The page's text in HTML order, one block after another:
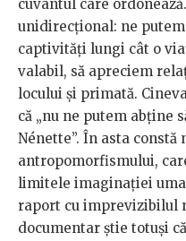
cuvântul care
unidirecțional: ne
captivități lungi cât o
valabil, să apreciem
locului și primată.
că „nu ne putem abține
Nénette”. În asta
antropomorfismului,
limitele imaginației
raport cu imprevizibilul
documentar știe totuși